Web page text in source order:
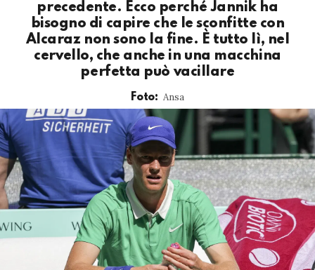
precedente. Ecco perché Jannik ha
bisogno di capire che le sconfitte con
Alcaraz non sono la fine. È tutto lì, nel
cervello, che anche in una macchina
perfetta può vacillare
Foto: Ansa